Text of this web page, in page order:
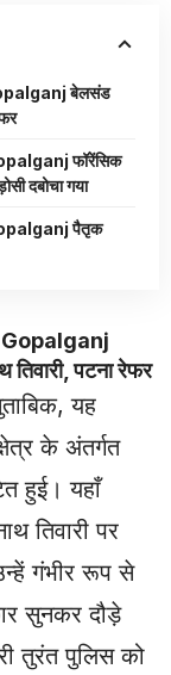
बेलसंड
फॉरेंसिक
दबोचा गया
पैतृक
तिवारी, पटना रेफर
यह
के अंतर्गत
हुई। यहाँ
तिवारी पर
गंभीर रूप से
सुनकर दौड़े
तुरंत पुलिस को